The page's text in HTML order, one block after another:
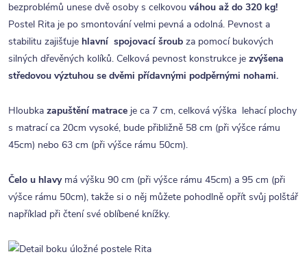
bezproblémů unese dvě osoby s celkovou váhou až do 320 kg!
Postel Rita je po smontování velmi pevná a odolná. Pevnost a
stabilitu zajišťuje hlavní spojovací šroub za pomocí bukových
silných dřevěných kolíků. Celková pevnost konstrukce je zvýšena
středovou výztuhou se dvěmi přídavnými podpěrnými nohami.
Hloubka zapuštění matrace je ca 7 cm, celková výška lehací plochy
s matrací ca 20cm vysoké, bude přibližně 58 cm (při výšce rámu
45cm) nebo 63 cm (při výšce rámu 50cm).
Čelo u hlavymá výšku 90 cm (při výšce rámu 45cm) a 95 cm (při
výšce rámu 50cm), takže si o něj můžete pohodlně opřít svůj polštář
například při čtení své oblíbené knížky.